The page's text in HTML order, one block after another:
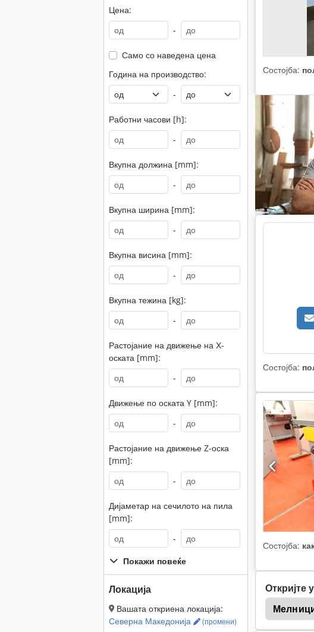
Цена:
-
Само со наведена цена
Година на производство:
-
Работни часови [h]:
-
Вкупна должина [mm]:
-
Вкупна ширина [mm]:
-
Вкупна висина [mm]:
-
Вкупна тежина [kg]:
-
Растојание на движење на Х-
оската [mm]:
-
Движење по оската Y [mm]:
-
Растојание на движење Z-оска
[mm]:
-
Дијаметар на сечилото на пила
[mm]:
-
Покажи повеќе
Локација
Вашата откриена локација:
Северна Македонија
(промени)
Состојба:
Состојба:
Состојба:
Откријте
Kaeser Компресори Kaeser Филтер